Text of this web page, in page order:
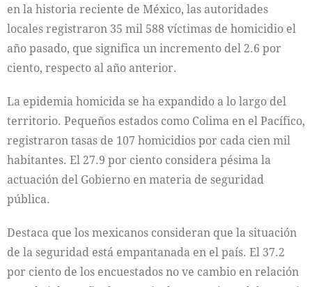
en la historia reciente de México, las autoridades
locales registraron 35 mil 588 víctimas de homicidio el
año pasado, que significa un incremento del 2.6 por
ciento, respecto al año anterior.
La epidemia homicida se ha expandido a lo largo del
territorio. Pequeños estados como Colima en el Pacífico,
registraron tasas de 107 homicidios por cada cien mil
habitantes. El 27.9 por ciento considera pésima la
actuación del Gobierno en materia de seguridad
pública.
Destaca que los mexicanos consideran que la situación
de la seguridad está empantanada en el país. El 37.2
por ciento de los encuestados no ve cambio en relación